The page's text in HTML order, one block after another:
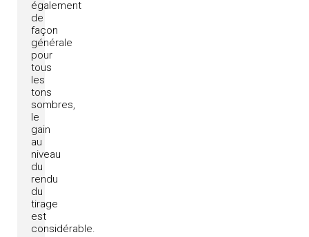
également
de
façon
générale
pour
tous
les
tons
sombres,
le
gain
au
niveau
du
rendu
du
tirage
est
considérable.